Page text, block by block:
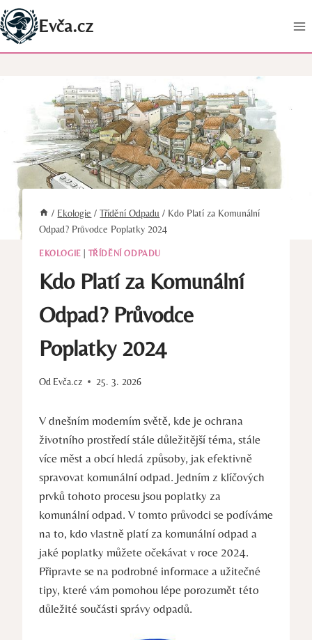
Přeskočit
na
obsah
Evča.cz
/ Ekologie / Třídění Odpadu / Kdo Platí za Komunální
Odpad? Průvodce Poplatky 2024
EKOLOGIE TŘÍDĚNÍ ODPADU
Kdo Platí za Komunální
Odpad? Průvodce
Poplatky 2024
Od Evča.cz 25. 3. 2026
V dnešním moderním světě, kde je ochrana
životního prostředí stále důležitější téma, stále
více měst a obcí hledá způsoby, jak efektivně
spravovat komunální odpad. Jedním z klíčových
prvků tohoto procesu jsou poplatky za
komunální odpad. V tomto průvodci se podíváme
na to, kdo vlastně platí za komunální odpad a
jaké poplatky můžete očekávat v roce 2024.
Připravte se na podrobné informace a užitečné
tipy, které vám pomohou lépe porozumět této
důležité součásti správy odpadů.